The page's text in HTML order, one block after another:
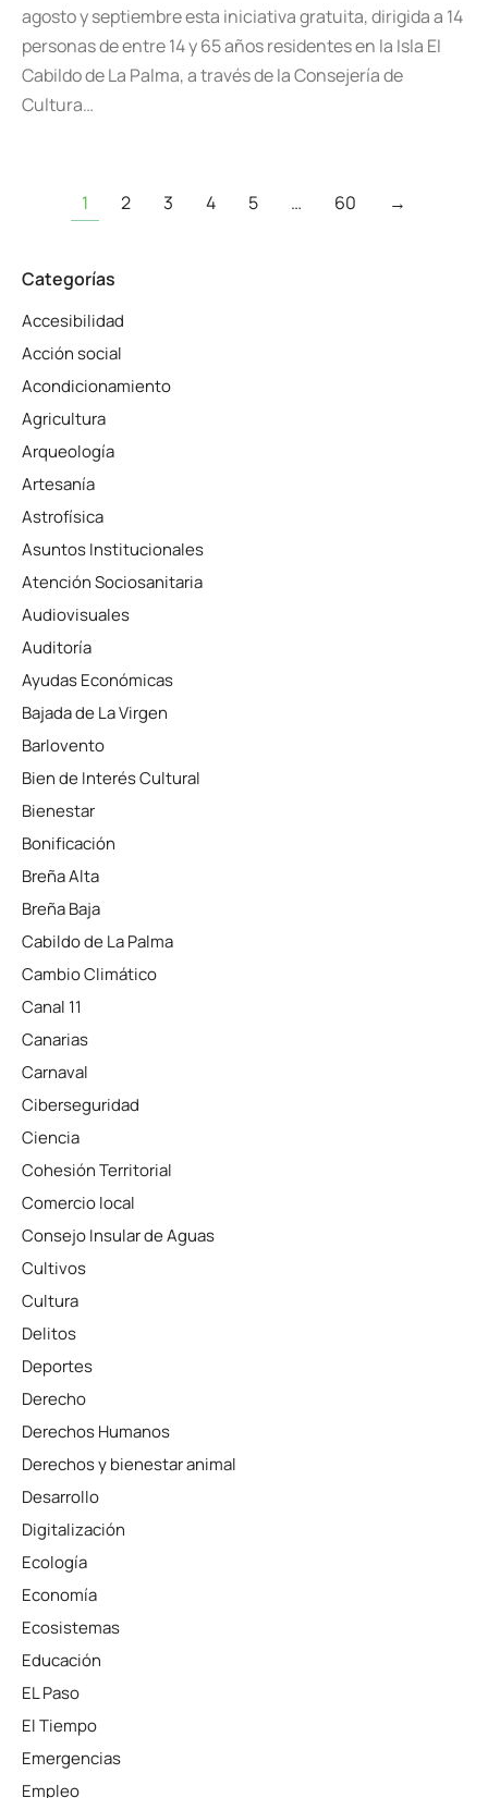
agosto y septiembre esta iniciativa gratuita, dirigida a 14
personas de entre 14 y 65 años residentes en la Isla El
Cabildo de La Palma, a través de la Consejería de
Cultura…
1 2 3 4 5 … 60 →
Categorías
Accesibilidad
Acción social
Acondicionamiento
Agricultura
Arqueología
Artesanía
Astrofísica
Asuntos Institucionales
Atención Sociosanitaria
Audiovisuales
Auditoría
Ayudas Económicas
Bajada de La Virgen
Barlovento
Bien de Interés Cultural
Bienestar
Bonificación
Breña Alta
Breña Baja
Cabildo de La Palma
Cambio Climático
Canal 11
Canarias
Carnaval
Ciberseguridad
Ciencia
Cohesión Territorial
Comercio local
Consejo Insular de Aguas
Cultivos
Cultura
Delitos
Deportes
Derecho
Derechos Humanos
Derechos y bienestar animal
Desarrollo
Digitalización
Ecología
Economía
Ecosistemas
Educación
EL Paso
El Tiempo
Emergencias
Empleo